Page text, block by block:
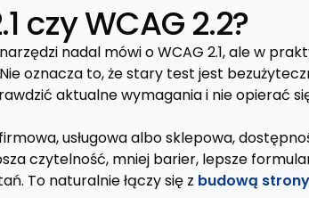
czy WCAG 2.2?
nadal mówi o WCAG 2.1, ale w
Nie oznacza to, że stary test jest
aktualne wymagania i nie opierać
usługowa albo sklepowa,
czytelność, mniej barier, lepsze
To naturalnie łączy się z budową